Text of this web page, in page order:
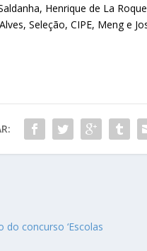
Henrique de La
Seleção, CIPE, Meng e
concurso ‘Escolas